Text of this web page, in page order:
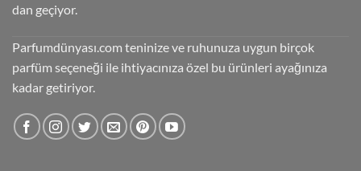
dan geçiyor.
Parfumdünyası.com teninize ve ruhunuza uygun birçok
parfüm seçeneği ile ihtiyacınıza özel bu ürünleri ayağınıza
kadar getiriyor.